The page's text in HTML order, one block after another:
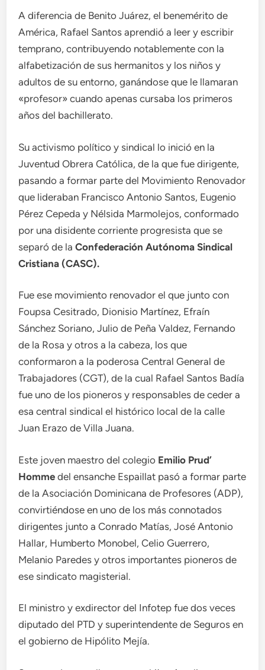
A diferencia de Benito Juárez, el benemérito de
América, Rafael Santos aprendió a leer y escribir
temprano, contribuyendo notablemente con la
alfabetización de sus hermanitos y los niños y
adultos de su entorno, ganándose que le llamaran
«profesor» cuando apenas cursaba los primeros
años del bachillerato.
Su activismo político y sindical lo inició en la
Juventud Obrera Católica, de la que fue dirigente,
pasando a formar parte del Movimiento Renovador
que lideraban Francisco Antonio Santos, Eugenio
Pérez Cepeda y Nélsida Marmolejos, conformado
por una disidente corriente progresista que se
separó de laConfederación Autónoma Sindical
Cristiana (CASC).
Fue ese movimiento renovador el que junto con
Foupsa Cesitrado, Dionisio Martínez, Efraín
Sánchez Soriano, Julio de Peña Valdez, Fernando
de la Rosa y otros a la cabeza, los que
conformaron a la poderosa Central General de
Trabajadores (CGT), de la cual Rafael Santos Badía
fue uno de los pioneros y responsables de ceder a
esa central sindical el histórico local de la calle
Juan Erazo de Villa Juana.
Este joven maestro del colegio Emilio Prud’
Homme del ensanche Espaillat pasó a formar parte
de la Asociación Dominicana de Profesores (ADP),
convirtiéndose en uno de los más connotados
dirigentes junto a Conrado Matías, José Antonio
Hallar, Humberto Monobel, Celio Guerrero,
Melanio Paredes y otros importantes pioneros de
ese sindicato magisterial.
El ministro y exdirector del Infotep fue dos veces
diputado del PTD y superintendente de Seguros en
el gobierno de Hipólito Mejía.